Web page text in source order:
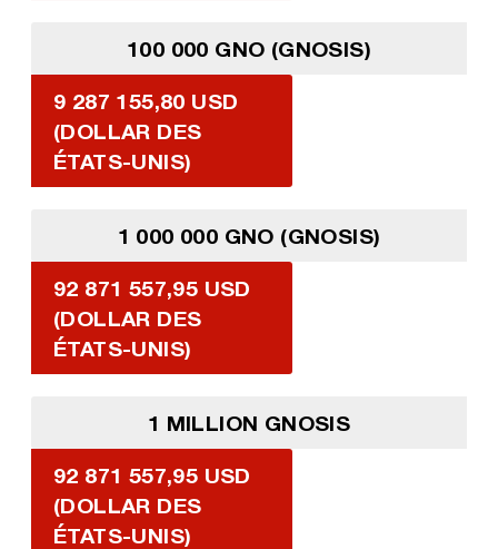
100 000 GNO (GNOSIS)
9 287 155,80 USD
(DOLLAR DES
ÉTATS-UNIS)
1 000 000 GNO (GNOSIS)
92 871 557,95 USD
(DOLLAR DES
ÉTATS-UNIS)
1 MILLION GNOSIS
92 871 557,95 USD
(DOLLAR DES
ÉTATS-UNIS)